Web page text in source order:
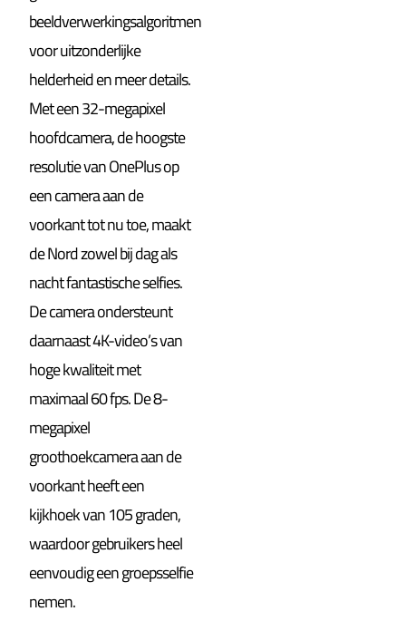
beeldverwerkingsalgoritmen
voor uitzonderlijke
helderheid en meer details.
Met een 32-megapixel
hoofdcamera, de hoogste
resolutie van OnePlus op
een camera aan de
voorkant tot nu toe, maakt
de Nord zowel bij dag als
nacht fantastische selfies.
De camera ondersteunt
daarnaast 4K-video’s van
hoge kwaliteit met
maximaal 60 fps. De 8-
megapixel
groothoekcamera aan de
voorkant heeft een
kijkhoek van 105 graden,
waardoor gebruikers heel
eenvoudig een groepsselfie
nemen.